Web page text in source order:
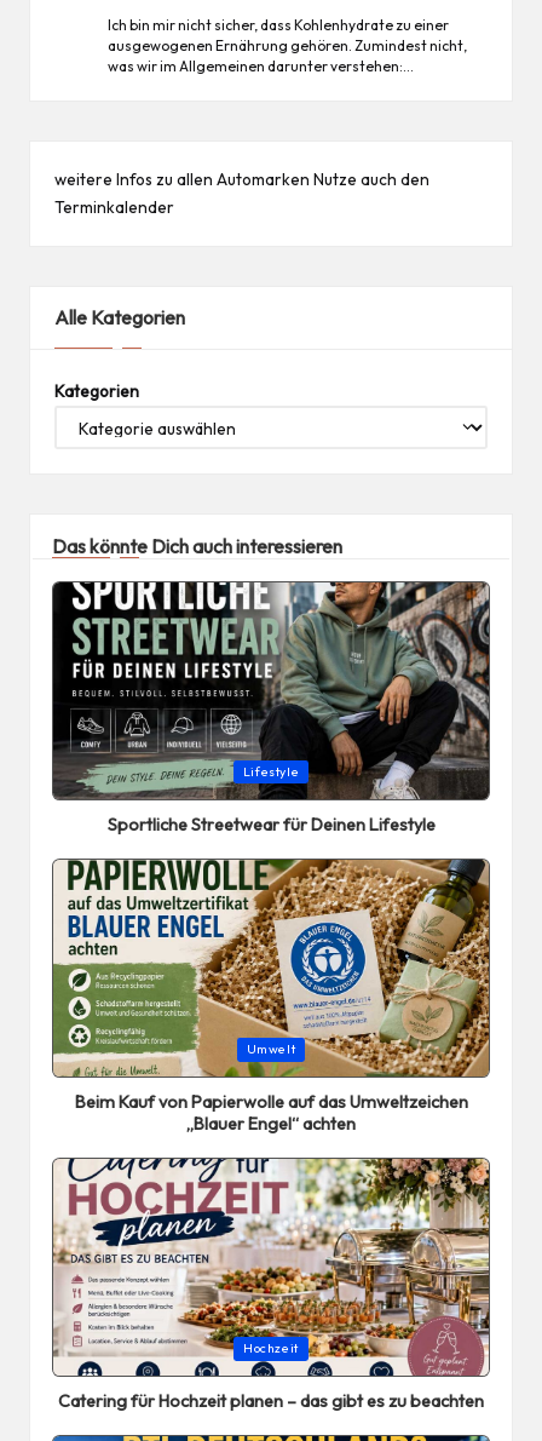
Ich bin mir nicht sicher, dass Kohlenhydrate zu einer
ausgewogenen Ernährung gehören. Zumindest nicht,
was wir im Allgemeinen darunter verstehen:…
weitere Infos zu allen Automarken Nutze auch den
Terminkalender
Alle Kategorien
Kategorien
Das könnte Dich auch interessieren
Posted
in
Lifestyle
Sportliche Streetwear für Deinen Lifestyle
Posted
in
Umwelt
Beim Kauf von Papierwolle auf das Umweltzeichen
„Blauer Engel“ achten
Posted
in
Hochzeit
Catering für Hochzeit planen – das gibt es zu beachten